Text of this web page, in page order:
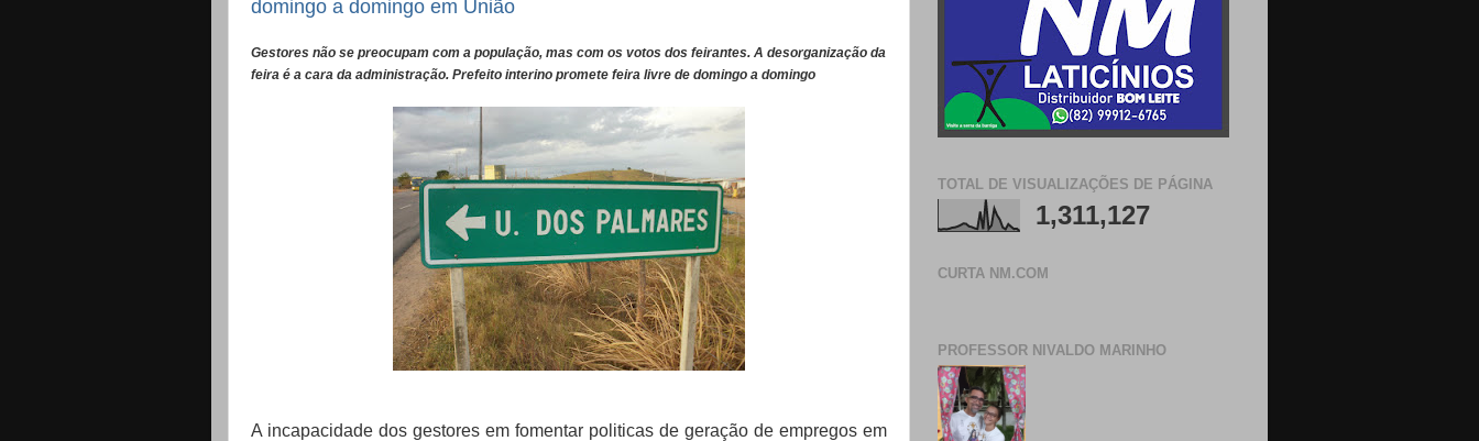
domingo a domingo em União
Gestores não se preocupam com a população, mas com os votos dos feirantes. A desorganização da
feira é a cara da administração. Prefeito interino promete feira livre de domingo a domingo
A incapacidade dos gestores em fomentar politicas de geração de empregos em
TOTAL DE VISUALIZAÇÕES DE PÁGINA
1,311,127
CURTA NM.COM
PROFESSOR NIVALDO MARINHO